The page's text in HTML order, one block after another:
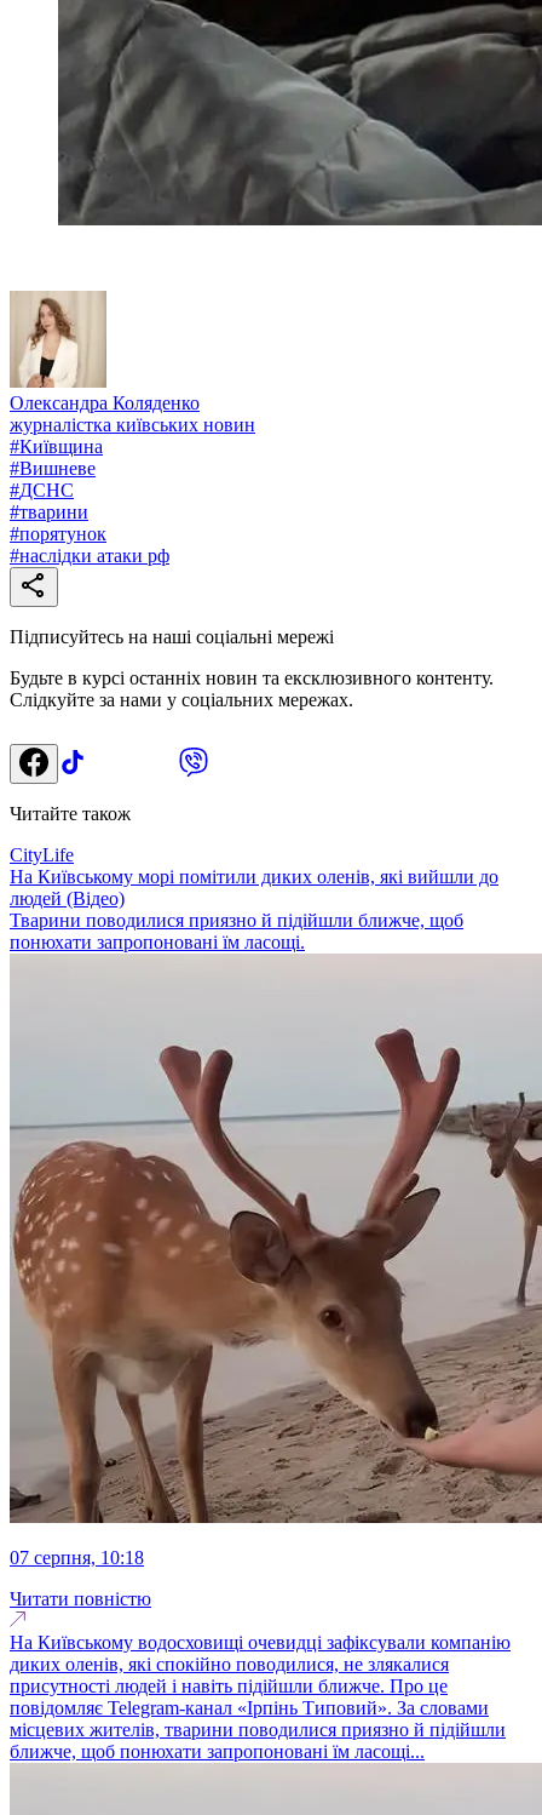
Олександра Коляденко
журналістка київських новин
#Київщина
#Вишневе
#ДСНС
#тварини
#порятунок
#наслідки атаки рф
Підписуйтесь на наші соціальні мережі
Будьте в курсі останніх новин та ексклюзивного контенту.
Слідкуйте за нами у соціальних мережах.
Читайте також
CityLife
На Київському морі помітили диких оленів, які вийшли до
людей (Відео)
Тварини поводилися приязно й підійшли ближче, щоб
понюхати запропоновані їм ласощі.
07 серпня, 10:18
Читати повністю
На Київському водосховищі очевидці зафіксували компанію
диких оленів, які спокійно поводилися, не злякалися
присутності людей і навіть підійшли ближче. Про це
повідомляє Telegram-канал «Ірпінь Типовий». За словами
місцевих жителів, тварини поводилися приязно й підійшли
ближче, щоб понюхати запропоновані їм ласощі...